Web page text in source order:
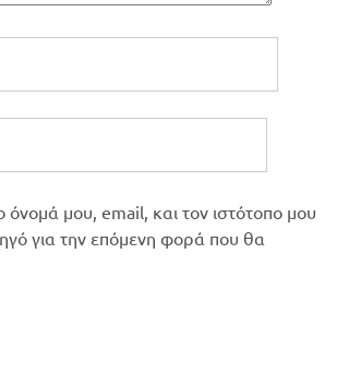
μου, email, και τον ιστότοπο μου
για την επόμενη φορά που θα